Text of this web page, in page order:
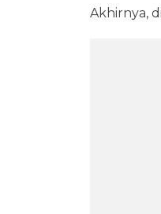
Akhirnya,